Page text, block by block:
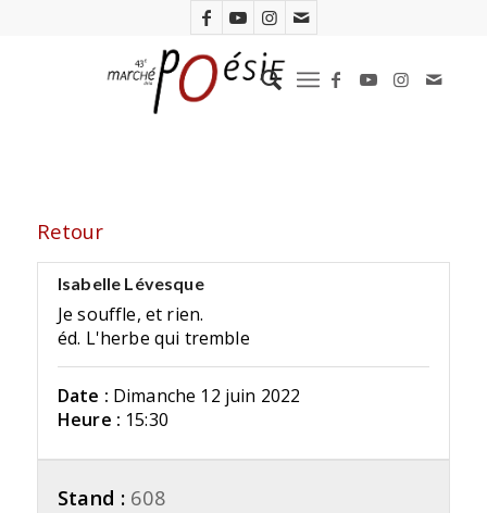
Retour
Isabelle Lévesque
Je souffle, et rien.
éd. L'herbe qui tremble
Date : Dimanche 12 juin 2022
Heure : 15:30
Stand : 608